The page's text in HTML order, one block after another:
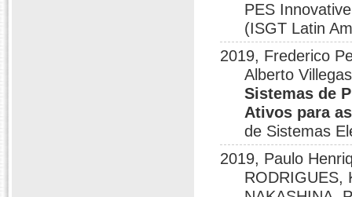
PES
(ISGT Latin
2019, Frederico
Alberto
Sistemas de
Ativos para
de Sistemas
2019, Paulo
RODRIGUES,